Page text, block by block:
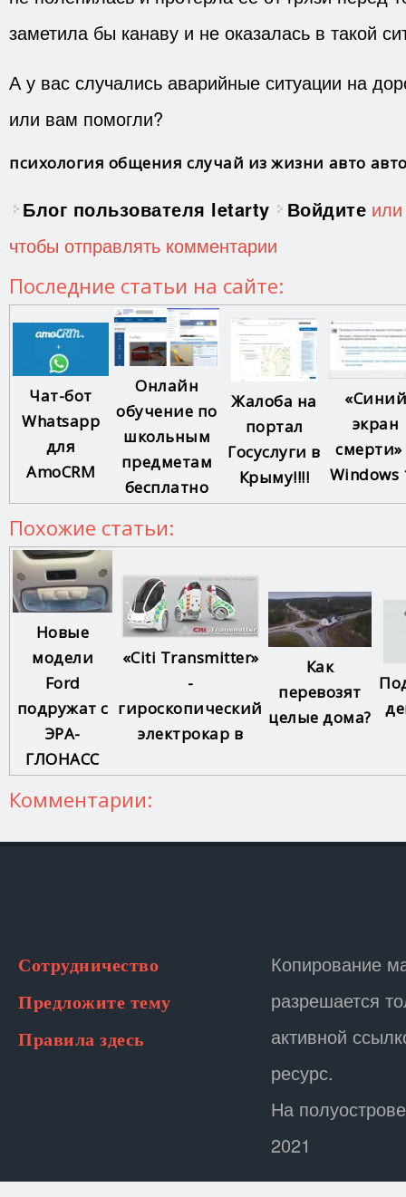
заметила бы канаву и не оказалась в такой
А у вас случались аварийные ситуации на
или вам помогли?
психология общения случай из жизни авто
Блог пользователя letarty Войдите
чтобы отправлять комментарии
Последние статьи на сайте:
Чат-бот
Whatsapp
для
AmoCRM
Онлайн
обучение по
школьным
предметам
бесплатно
Жалоба на
портал
Госуслуги в
Крыму!!!!
«Синий
экран
смерти»
Windows
Похожие статьи:
Новые
модели
Ford
подружат с
ЭРА-
ГЛОНАСС
«Citi Transmitter»
-
гироскопический
электрокар в
Как
перевозят
целые дома?
Комментарии:
Сотрудничество
Предложите тему
Правила здесь
Копирование
разрешается
активной
ресурс.
На
2021